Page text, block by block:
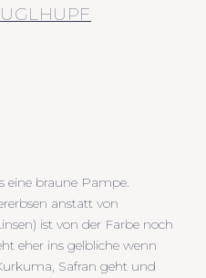
eine braune Pampe.
anstatt von
ist von der Farbe noch
eher ins gelbliche wenn
Safran geht und